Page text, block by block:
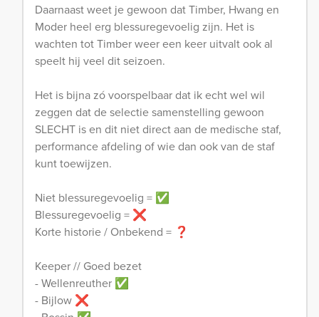
Daarnaast weet je gewoon dat Timber, Hwang en
Moder heel erg blessuregevoelig zijn. Het is
wachten tot Timber weer een keer uitvalt ook al
speelt hij veel dit seizoen.
Het is bijna zó voorspelbaar dat ik echt wel wil
zeggen dat de selectie samenstelling gewoon
SLECHT is en dit niet direct aan de medische staf,
performance afdeling of wie dan ook van de staf
kunt toewijzen.
Niet blessuregevoelig = ✅
Blessuregevoelig = ❌
Korte historie / Onbekend = ❓
Keeper // Goed bezet
- Wellenreuther ✅
- Bijlow ❌